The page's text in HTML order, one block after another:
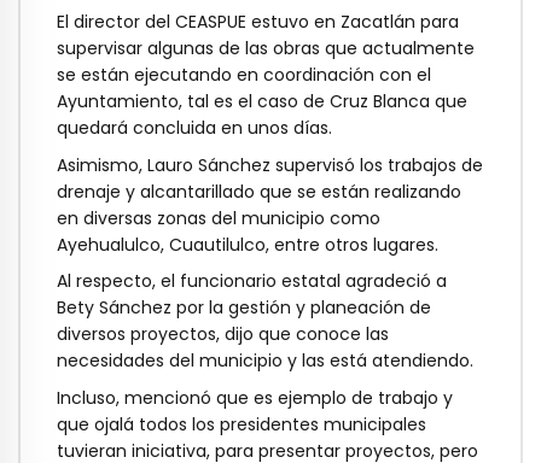
El director del CEASPUE estuvo en Zacatlán para
supervisar algunas de las obras que actualmente
se están ejecutando en coordinación con el
Ayuntamiento, tal es el caso de Cruz Blanca que
quedará concluida en unos días.
Asimismo, Lauro Sánchez supervisó los trabajos de
drenaje y alcantarillado que se están realizando
en diversas zonas del municipio como
Ayehualulco, Cuautilulco, entre otros lugares.
Al respecto, el funcionario estatal agradeció a
Bety Sánchez por la gestión y planeación de
diversos proyectos, dijo que conoce las
necesidades del municipio y las está atendiendo.
Incluso, mencionó que es ejemplo de trabajo y
que ojalá todos los presidentes municipales
tuvieran iniciativa, para presentar proyectos, pero